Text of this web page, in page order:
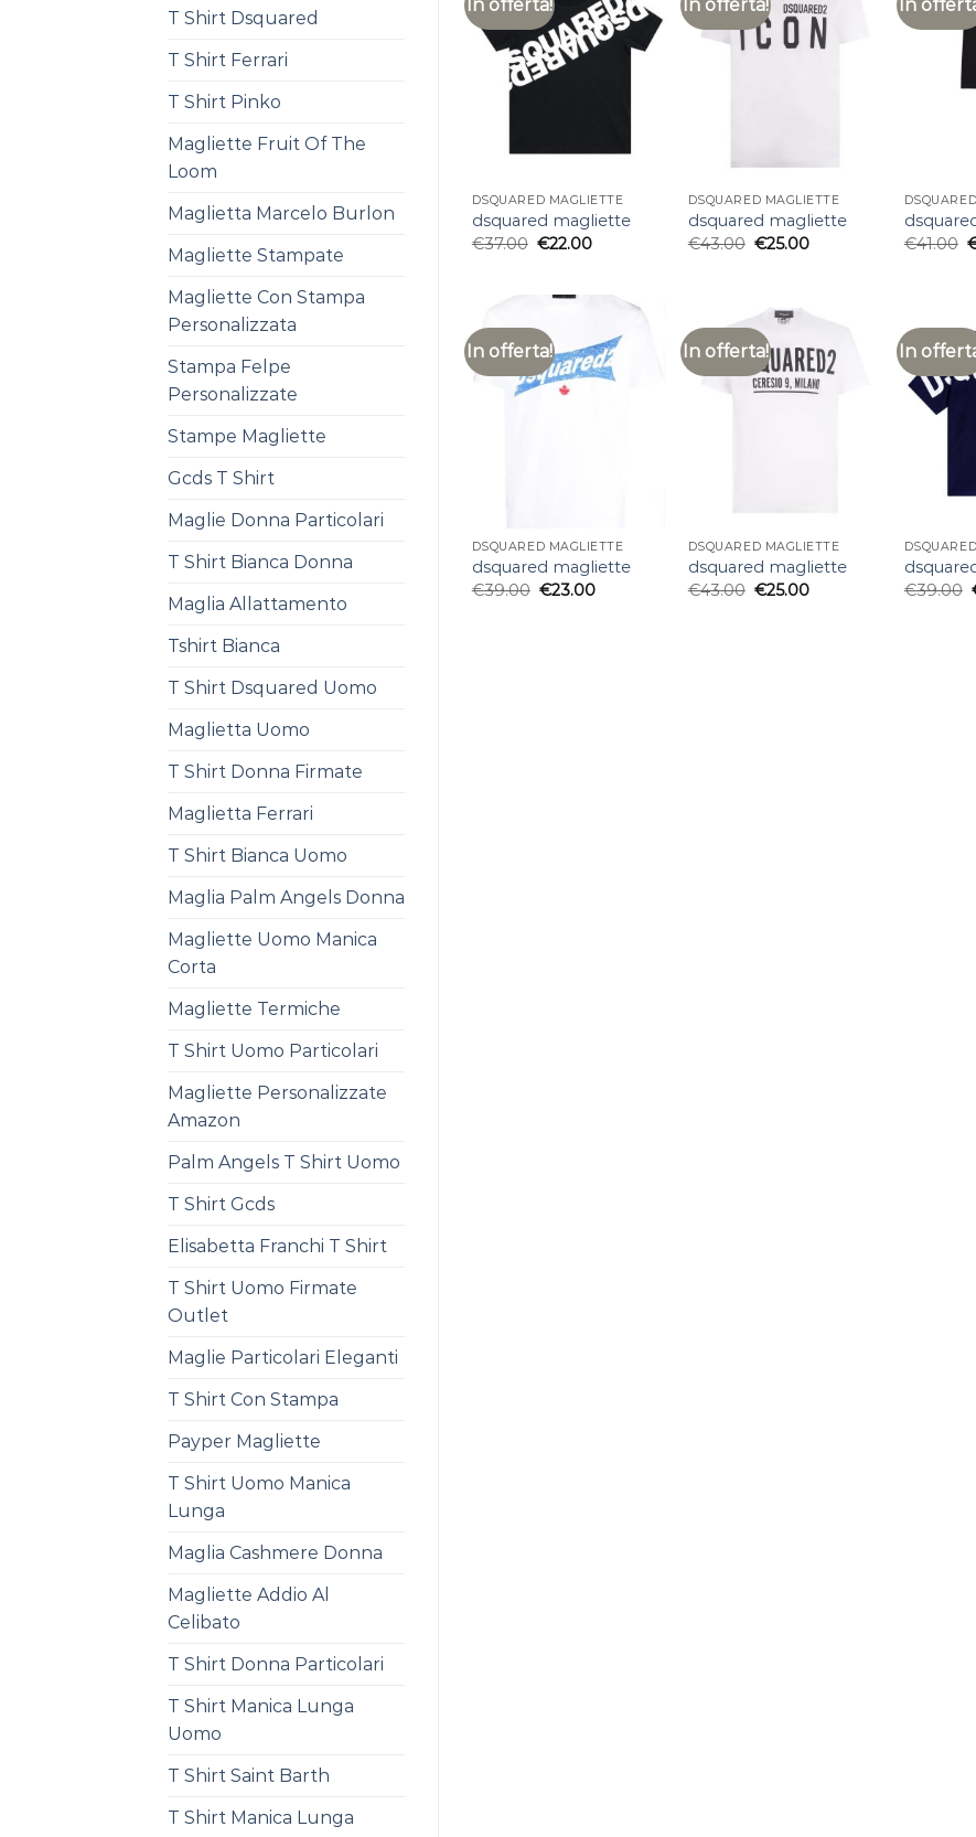
T Shirt Dsquared
T Shirt Ferrari
T Shirt Pinko
Magliette Fruit Of The
Loom
Maglietta Marcelo Burlon
Magliette Stampate
Magliette Con Stampa
Personalizzata
Stampa Felpe
Personalizzate
Stampe Magliette
Gcds T Shirt
Maglie Donna Particolari
T Shirt Bianca Donna
Maglia Allattamento
Tshirt Bianca
T Shirt Dsquared Uomo
Maglietta Uomo
T Shirt Donna Firmate
Maglietta Ferrari
T Shirt Bianca Uomo
Maglia Palm Angels Donna
Magliette Uomo Manica
Corta
Magliette Termiche
T Shirt Uomo Particolari
Magliette Personalizzate
Amazon
Palm Angels T Shirt Uomo
T Shirt Gcds
Elisabetta Franchi T Shirt
T Shirt Uomo Firmate
Outlet
Maglie Particolari Eleganti
T Shirt Con Stampa
Payper Magliette
T Shirt Uomo Manica
Lunga
Maglia Cashmere Donna
Magliette Addio Al
Celibato
T Shirt Donna Particolari
T Shirt Manica Lunga
Uomo
T Shirt Saint Barth
T Shirt Manica Lunga
In offerta!
DSQUARED MAGLIETTE
dsquared magliette
€37.00 €22.00
In offerta!
DSQUARED MAGLIETTE
dsquared magliette
€43.00 €25.00
In
€41.00
In offerta!
DSQUARED MAGLIETTE
dsquared magliette
€39.00 €23.00
In offerta!
DSQUARED MAGLIETTE
dsquared magliette
€43.00 €25.00
In
€39.00